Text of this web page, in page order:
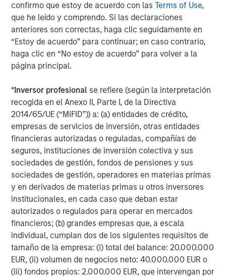
confirmo que estoy de acuerdo con lasTerms of Use,
que he leído y comprendo. Si las declaraciones
anteriores son correctas, haga clic seguidamente en
“Estoy de acuerdo” para continuar; en caso contrario,
haga clic en “No estoy de acuerdo” para volver a la
página principal.
*Inversor profesional se refiere (según la interpretación
recogida en el Anexo II, Parte I, de la Directiva
2014/65/UE (“MiFID”)) a: (a) entidades de crédito,
empresas de servicios de inversión, otras entidades
financieras autorizadas o reguladas, compañías de
seguros, instituciones de inversión colectiva y sus
sociedades de gestión, fondos de pensiones y sus
sociedades de gestión, operadores en materias primas
y en derivados de materias primas u otros inversores
institucionales, en cada caso que deban estar
autorizados o regulados para operar en mercados
financieros; (b) grandes empresas que, a escala
individual, cumplan dos de los siguientes requisitos de
tamaño de la empresa: (i) total del balance: 20.000.000
EUR, (ii) volumen de negocios neto: 40.000.000 EUR o
(iii) fondos propios: 2.000.000 EUR, que intervengan por
The Magnificent Seven: No Longer Pure Growth
Perhaps the most significant takeaway from this year's
reconstitution is that the Magnificent Seven (Apple,
Microsoft, Amazon, Alphabet, Meta, NVIDIA and Tesla) are
increasingly difficult to characterize as purely growth-
The June 2025 reconstitution began this trend, as
minority portions of Amazon.com, Meta Platforms, and
Alphabet were added to the Russell 1000 Value Index.
This year, however, that trend has accelerated, with the
Russell 1000 Value Index now holding meaningful
weights in traditionally prominent “growth stocks.”
Investors allocating separately to growth and value
strategies may find that they own many of the same
companies across both exposures.
Microsoft and Apple have shifted from exclusively Growth
Index constituents to top-six holdings in both Growth and
Value indexes, while Amazon is expected to be the
largest holding in the Russell 1000 Value Index after
previously being almost exclusively in Growth. By
contrast, Alphabet is expected to move from a small